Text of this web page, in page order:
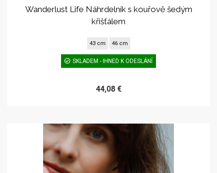
Wanderlust Life Náhrdelník s kouřově šedým
křišťálem
43 cm 46 cm
SKLADEM - IHNED K ODESLÁNÍ
44,08 €